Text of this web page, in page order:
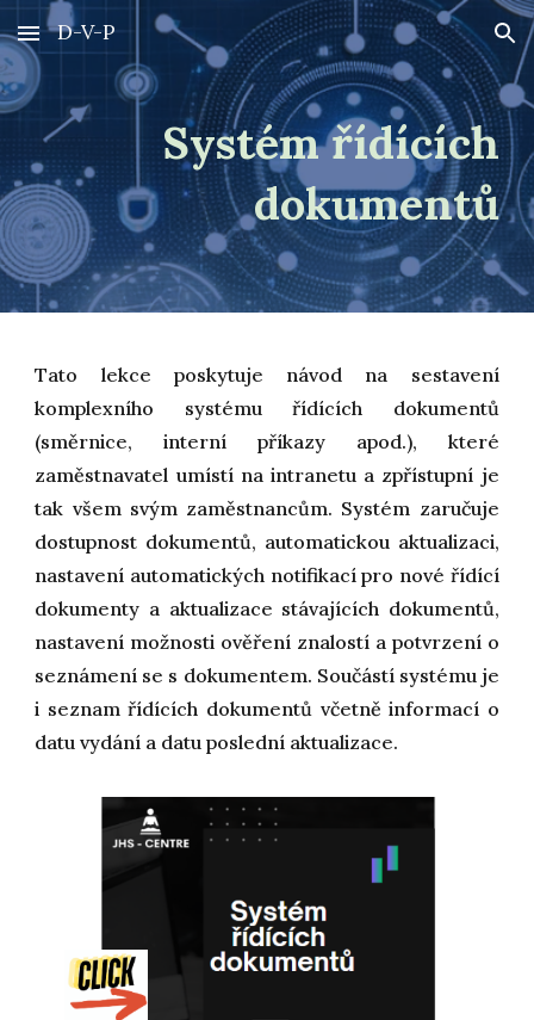
Skip to main content Skip to navigation
D-V-P
Systém řídících
dokumentů
Tato lekce poskytuje návod na sestavení
komplexního systému řídících dokumentů
(směrnice, interní příkazy apod.), které
zaměstnavatel umístí na intranetu a zpřístupní je
tak všem svým zaměstnancům. Systém zaručuje
dostupnost dokumentů, automatickou aktualizaci,
nastavení automatických notifikací pro nové řídící
dokumenty a aktualizace stávajících dokumentů,
nastavení možnosti ověření znalostí a potvrzení o
seznámení se s dokumentem. Součástí systému je
i seznam řídících dokumentů včetně informací o
datu vydání a datu poslední aktualizace.